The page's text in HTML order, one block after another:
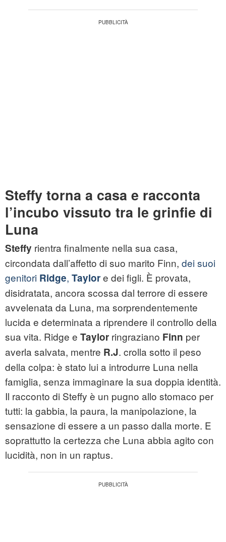
Steffy torna a casa e racconta
l’incubo vissuto tra le grinfie di
Luna
Steffy rientra finalmente nella sua casa,
circondata dall’affetto di suo marito Finn, dei suoi
genitori Ridge, Taylore dei figli. È provata,
disidratata, ancora scossa dal terrore di essere
avvelenata da Luna, ma sorprendentemente
lucida e determinata a riprendere il controllo della
sua vita. Ridge e Taylor ringraziano Finn per
averla salvata, mentre R.J. crolla sotto il peso
della colpa: è stato lui a introdurre Luna nella
famiglia, senza immaginare la sua doppia identità.
Il racconto di Steffy è un pugno allo stomaco per
tutti: la gabbia, la paura, la manipolazione, la
sensazione di essere a un passo dalla morte. E
soprattutto la certezza che Luna abbia agito con
lucidità, non in un raptus.